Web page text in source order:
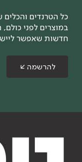
כל הטרנדים
במוצרים לפני כולם,
חדשות שאפשר
להרשמה